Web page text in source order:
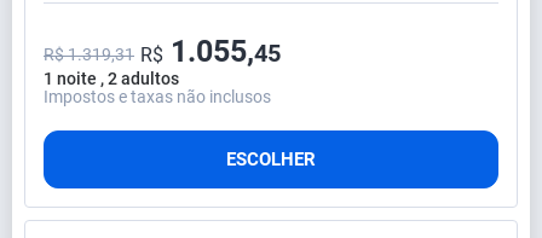
1 noite , 2 adultos
R$ 1.319,31 R$ 1.055,45
Impostos e taxas não inclusos
ESCOLHER